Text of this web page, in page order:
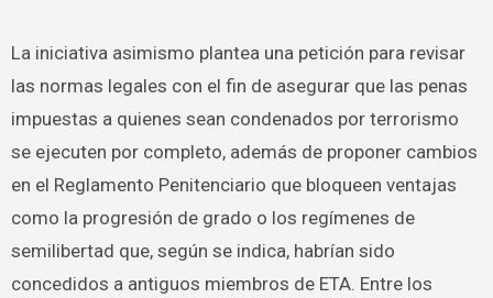
La iniciativa asimismo plantea una petición para revisar
las normas legales con el fin de asegurar que las penas
impuestas a quienes sean condenados por terrorismo
se ejecuten por completo, además de proponer cambios
en el Reglamento Penitenciario que bloqueen ventajas
como la progresión de grado o los regímenes de
semilibertad que, según se indica, habrían sido
concedidos a antiguos miembros de ETA. Entre los